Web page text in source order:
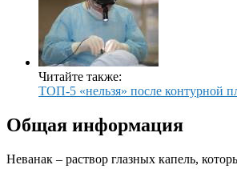
Читайте также:
ТОП-5 «нельзя» после контурной
Общая информация
Неванак – раствор глазных капель,